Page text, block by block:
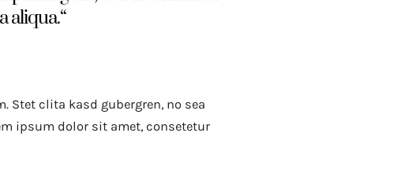
aliqua.“
Stet clita kasd gubergren, no sea
ipsum dolor sit amet, consetetur